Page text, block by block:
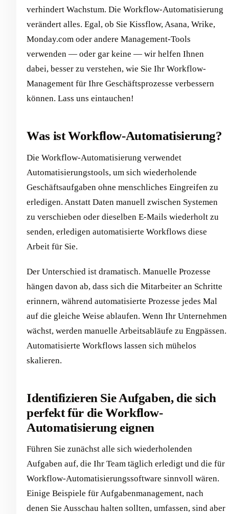
verhindert Wachstum. Die Workflow-Automatisierung
verändert alles. Egal, ob Sie Kissflow, Asana, Wrike,
Monday.com oder andere Management-Tools
verwenden — oder gar keine — wir helfen Ihnen
dabei, besser zu verstehen, wie Sie Ihr Workflow-
Management für Ihre Geschäftsprozesse verbessern
können. Lass uns eintauchen!
Was ist Workflow-Automatisierung?
Die Workflow-Automatisierung verwendet
Automatisierungstools, um sich wiederholende
Geschäftsaufgaben ohne menschliches Eingreifen zu
erledigen. Anstatt Daten manuell zwischen Systemen
zu verschieben oder dieselben E-Mails wiederholt zu
senden, erledigen automatisierte Workflows diese
Arbeit für Sie.
Der Unterschied ist dramatisch. Manuelle Prozesse
hängen davon ab, dass sich die Mitarbeiter an Schritte
erinnern, während automatisierte Prozesse jedes Mal
auf die gleiche Weise ablaufen. Wenn Ihr Unternehmen
wächst, werden manuelle Arbeitsabläufe zu Engpässen.
Automatisierte Workflows lassen sich mühelos
skalieren.
Identifizieren Sie Aufgaben, die sich
perfekt für die Workflow-
Automatisierung eignen
Führen Sie zunächst alle sich wiederholenden
Aufgaben auf, die Ihr Team täglich erledigt und die für
Workflow-Automatisierungssoftware sinnvoll wären.
Einige Beispiele für Aufgabenmanagement, nach
denen Sie Ausschau halten sollten, umfassen, sind aber